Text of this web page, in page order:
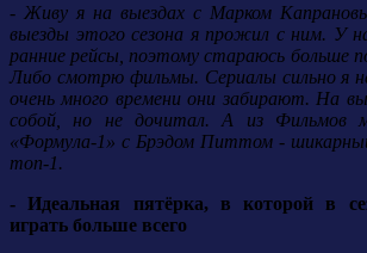
- Живу я на выездах с Марком
выезды этого сезона я прожил с ним. У
ранние рейсы, поэтому стараюсь больше
Либо смотрю фильмы. Сериалы сильно я
очень много времени они забирают. На
собой, но не дочитал. А из Фильмов
«Формула-1» с Брэдом Питтом -
топ-1.
- Идеальная пятёрка, в которой в
играть больше всего